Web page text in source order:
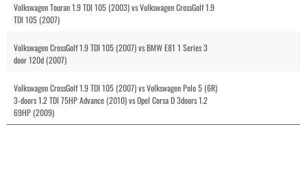
Volkswagen Touran 1.9 TDI 105 (2003) vs Volkswagen CrossGolf 1.9
TDI 105 (2007)
Volkswagen CrossGolf 1.9 TDI 105 (2007) vs BMW E81 1 Series 3
door 120d (2007)
Volkswagen CrossGolf 1.9 TDI 105 (2007) vs Volkswagen Polo 5 (6R)
3-doors 1.2 TDI 75HP Advance (2010) vs Opel Corsa D 3doors 1.2
69HP (2009)